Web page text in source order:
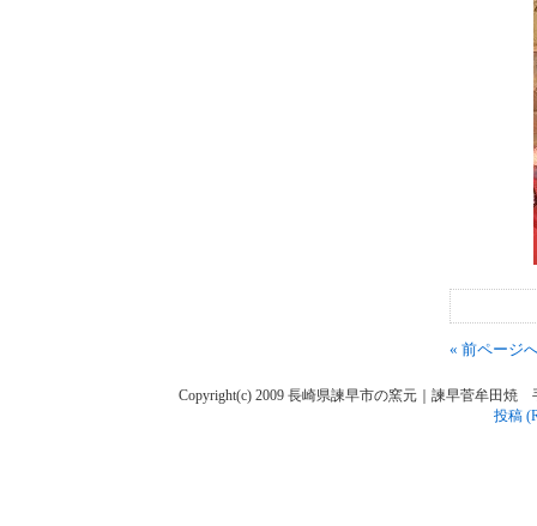
« 前ページ
Copyright(c) 2009 長崎県諫早市の窯元｜諫早菅牟田焼
投稿